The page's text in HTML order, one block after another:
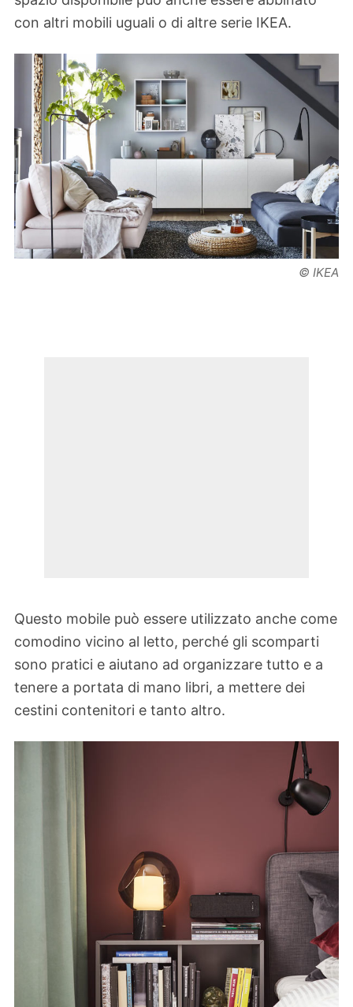
con altri mobili uguali o di altre serie IKEA.
© IKEA
Questo mobile può essere utilizzato anche come
comodino vicino al letto, perché gli scomparti
sono pratici e aiutano ad organizzare tutto e a
tenere a portata di mano libri, a mettere dei
cestini contenitori e tanto altro.